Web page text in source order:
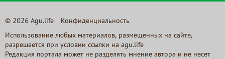
© 2026 Agu.life Конфиденциальность
Использование любых материалов, размещенных на сайте,
разрешается при условии ссылки на agu.life
Редакция портала может не разделять мнение автора и не несет